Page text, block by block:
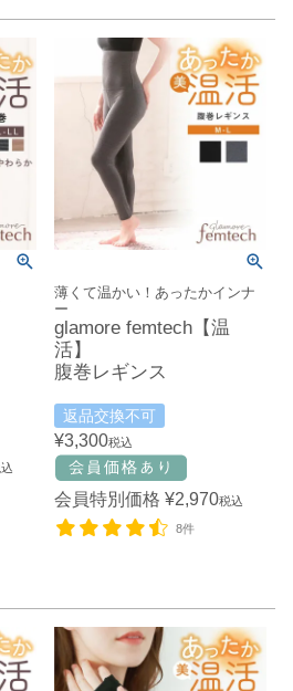
薄くて温かい！あったかインナ
ー
glamore femtech【温
活】
腹巻レギンス
返品交換不可
¥3,300税込
会員特別価格 ¥2,970税込
8件